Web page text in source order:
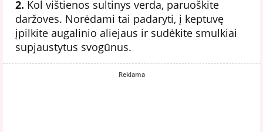
2. Kol vištienos sultinys verda, paruoškite
daržoves. Norėdami tai padaryti, į keptuvę
įpilkite augalinio aliejaus ir sudėkite smulkiai
supjaustytus svogūnus.
Reklama